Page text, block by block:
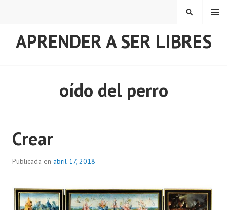
APRENDER A SER LIBRES
MENÚ
BUSCAR
oído del perro
Crear
Publicada en abril 17, 2018